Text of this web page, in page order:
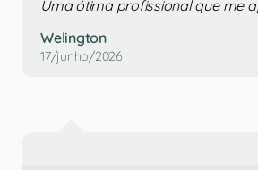
Uma ótima profissional que me
Welington
17/junho/2026